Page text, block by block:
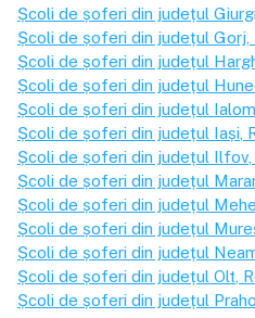
Școli de șoferi din județul
Școli de șoferi din județul Gorj
Școli de șoferi din județul
Școli de șoferi din județul
Școli de șoferi din județul
Școli de șoferi din județul Iași ,
Școli de șoferi din județul Ilfov
Școli de șoferi din județul
Școli de șoferi din județul
Școli de șoferi din județul
Școli de șoferi din județul
Școli de șoferi din județul Olt ,
Școli de șoferi din județul